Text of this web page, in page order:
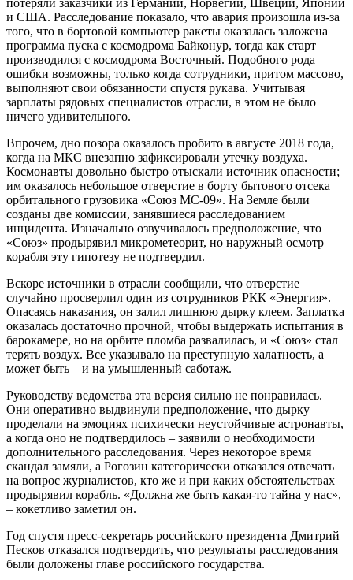
и США. Расследование показало, что авария произошла из-за
того, что в бортовой компьютер ракеты оказалась заложена
программа пуска с космодрома Байконур, тогда как старт
производился с космодрома Восточный. Подобного рода
ошибки возможны, только когда сотрудники, притом массово,
выполняют свои обязанности спустя рукава. Учитывая
зарплаты рядовых специалистов отрасли, в этом не было
ничего удивительного.
Впрочем, дно позора оказалось пробито в августе 2018 года,
когда на МКС внезапно зафиксировали утечку воздуха.
Космонавты довольно быстро отыскали источник опасности;
им оказалось небольшое отверстие в борту бытового отсека
орбитального грузовика «Союз МС-09». На Земле были
созданы две комиссии, занявшиеся расследованием
инцидента. Изначально озвучивалось предположение, что
«Союз» продырявил микрометеорит, но наружный осмотр
корабля эту гипотезу не подтвердил.
Вскоре источники в отрасли сообщили, что отверстие
случайно просверлил один из сотрудников РКК «Энергия».
Опасаясь наказания, он залил лишнюю дырку клеем. Заплатка
оказалась достаточно прочной, чтобы выдержать испытания в
барокамере, но на орбите пломба развалилась, и «Союз» стал
терять воздух. Все указывало на преступную халатность, а
может быть – и на умышленный саботаж.
Руководству ведомства эта версия сильно не понравилась.
Они оперативно выдвинули предположение, что дырку
проделали на эмоциях психически неустойчивые астронавты,
а когда оно не подтвердилось – заявили о необходимости
дополнительного расследования. Через некоторое время
скандал замяли, а Рогозин категорически отказался отвечать
на вопрос журналистов, кто же и при каких обстоятельствах
продырявил корабль. «Должна же быть какая-то тайна у нас»,
– кокетливо заметил он.
Год спустя пресс-секретарь российского президента Дмитрий
Песков отказался подтвердить, что результаты расследования
были доложены главе российского государства.